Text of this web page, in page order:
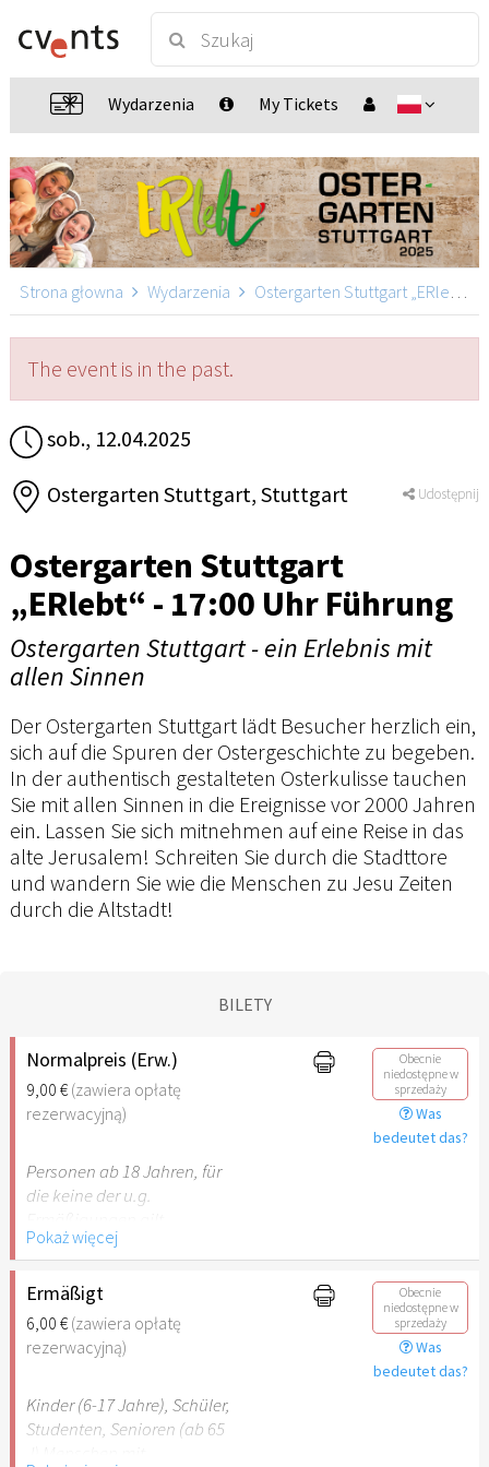
Wydarzenia My Tickets
Strona głowna Wydarzenia Ostergarten Stuttgart „ERlebt“
The event is in the past.
sob., 12.04.2025
Ostergarten Stuttgart, Stuttgart Udostępnij
Ostergarten Stuttgart
„ERlebt“ - 17:00 Uhr Führung
Ostergarten Stuttgart - ein Erlebnis mit
allen Sinnen
Der Ostergarten Stuttgart lädt Besucher herzlich ein,
sich auf die Spuren der Ostergeschichte zu begeben.
In der authentisch gestalteten Osterkulisse tauchen
Sie mit allen Sinnen in die Ereignisse vor 2000 Jahren
ein. Lassen Sie sich mitnehmen auf eine Reise in das
alte Jerusalem! Schreiten Sie durch die Stadttore
und wandern Sie wie die Menschen zu Jesu Zeiten
durch die Altstadt!
BILETY
Normalpreis (Erw.)
9,00 €(zawiera opłatę
rezerwacyjną)
Obecnie
niedostępne w
sprzedaży
Was
bedeutet das?
Personen ab 18 Jahren, für
die keine der u.g.
Pokaż więcej
Ermäßigt
6,00 €(zawiera opłatę
rezerwacyjną)
Obecnie
niedostępne w
sprzedaży
Was
bedeutet das?
Kinder (6-17 Jahre), Schüler,
Studenten, Senioren (ab 65